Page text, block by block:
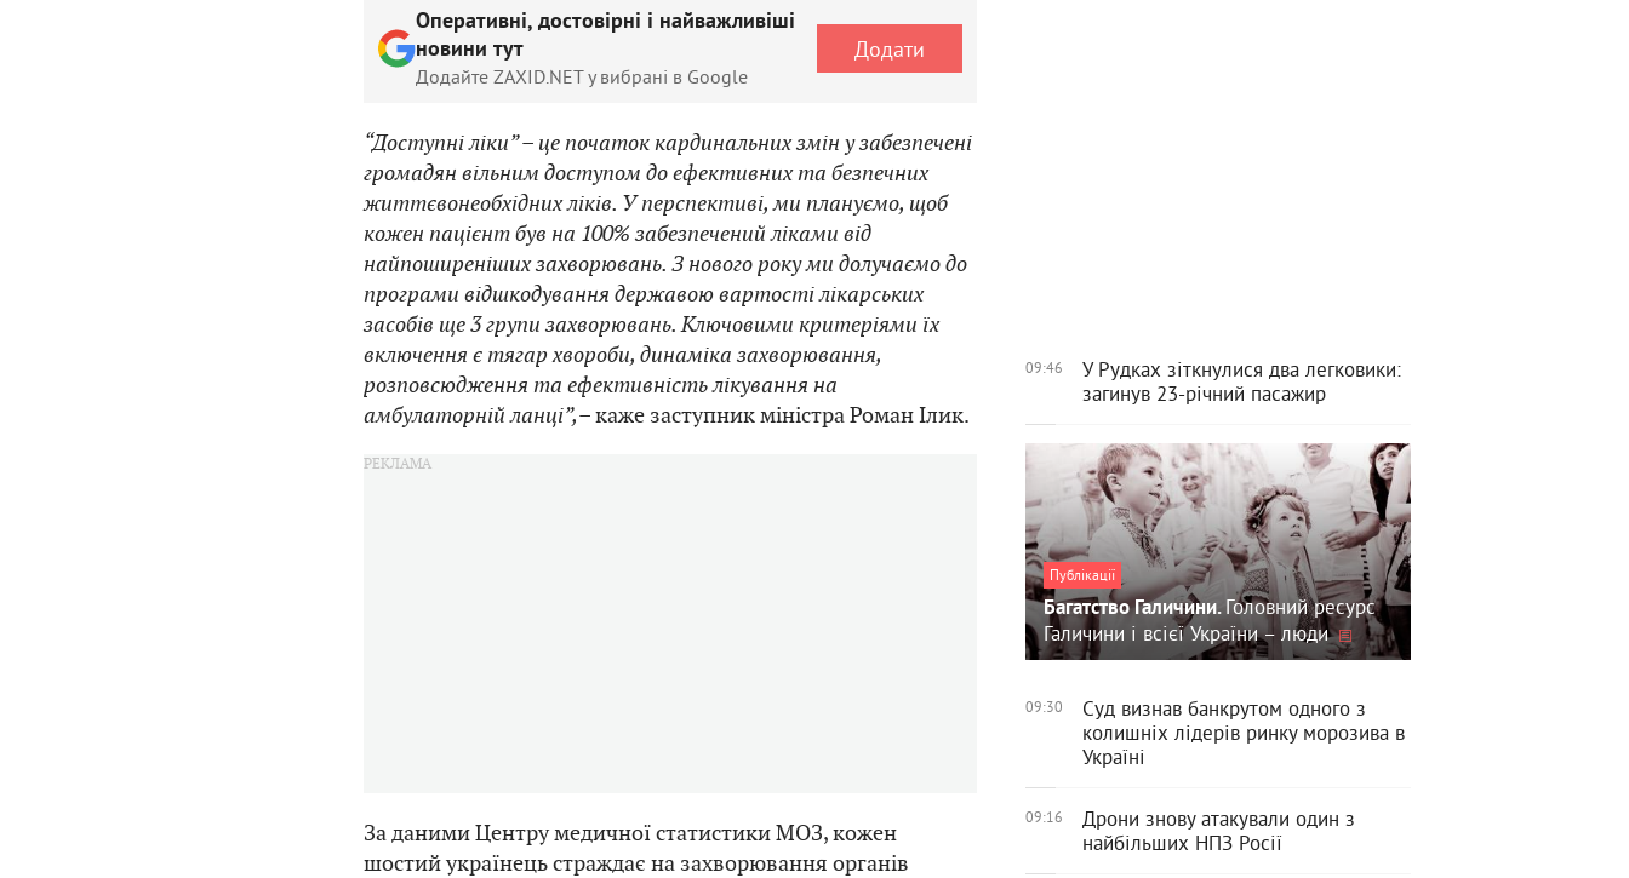
Оперативні, достовірні і найважливіші
новини тут
Додайте ZAXID.NET у вибрані в Google
Додати
“Доступні ліки” – це початок кардинальних змін у забезпечені
громадян вільним доступом до ефективних та безпечних
життєвонеобхідних ліків. У перспективі, ми плануємо, щоб
кожен пацієнт був на 100% забезпечений ліками від
найпоширеніших захворювань. З нового року ми долучаємо до
програми відшкодування державою вартості лікарських
засобів ще 3 групи захворювань. Ключовими критеріями їх
включення є тягар хвороби, динаміка захворювання,
розповсюдження та ефективність лікування на
амбулаторній ланці”,– каже заступник міністра Роман Ілик.
За даними Центру медичної статистики МОЗ, кожен
шостий українець страждає на захворювання органів
09:46
У Рудках зіткнулися два легковики:
загинув 23-річний пасажир
Публікації
Багатство Галичини.Головний ресурс
Галичини і всієї України – люди
09:30
Суд визнав банкрутом одного з
колишніх лідерів ринку морозива в
Україні
09:16
Дрони знову атакували один з
найбільших НПЗ Росії